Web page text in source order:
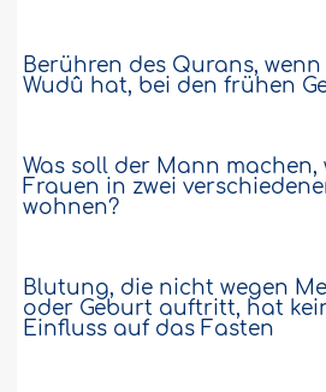
Berühren des Qurans,
Wudû hat, bei den frühen
Was soll der Mann machen,
Frauen in zwei
wohnen?
Blutung, die nicht wegen
oder Geburt auftritt, hat
Einfluss auf das Fasten